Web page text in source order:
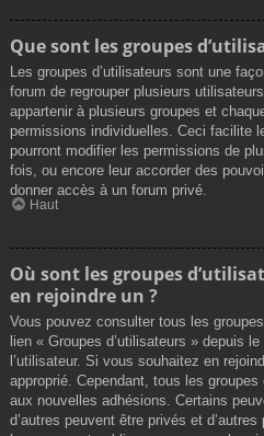
Que sont les groupes
Les groupes d’utilisateurs sont une
forum de regrouper plusieurs
appartenir à plusieurs groupes et
permissions individuelles. Ceci facilite
pourront modifier les permissions de
fois, ou encore leur accorder des
donner accès à un forum privé.
Haut
Où sont les groupes
en rejoindre un ?
Vous pouvez consulter tous les
lien « Groupes d’utilisateurs » depuis
l’utilisateur. Si vous souhaitez en
approprié. Cependant, tous les
aux nouvelles adhésions. Certains
d’autres peuvent être privés et